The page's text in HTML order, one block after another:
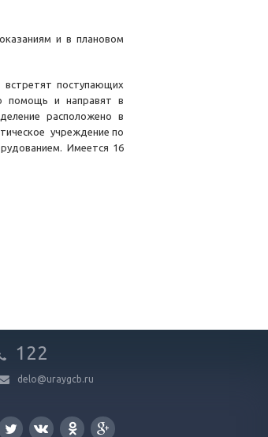
и в плановом
поступающих
помощь и направят в
расположено в
учреждение по
Имеется 16
122
delo@uraygcb.ru